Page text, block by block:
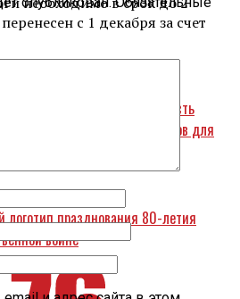
с 1 декабря за счет
возложена обязанность
земельных участков для
празднования 80-летия
войне